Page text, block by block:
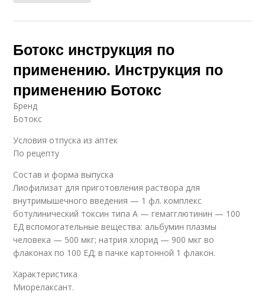
Ботокс инструкция по
применению. Инструкция по
применению Ботокс
Бренд
Ботокс
Условия отпуска из аптек
По рецепту
Состав и форма выпуска
Лиофилизат для приготовления раствора для
внутримышечного введения — 1 фл. комплекс
ботулинический токсин типа A — гемагглютинин — 100
ЕД вспомогательные вещества: альбумин плазмы
человека — 500 мкг; натрия хлорид — 900 мкг во
флаконах по 100 ЕД; в пачке картонной 1 флакон.
Характеристика
Миорелаксант.